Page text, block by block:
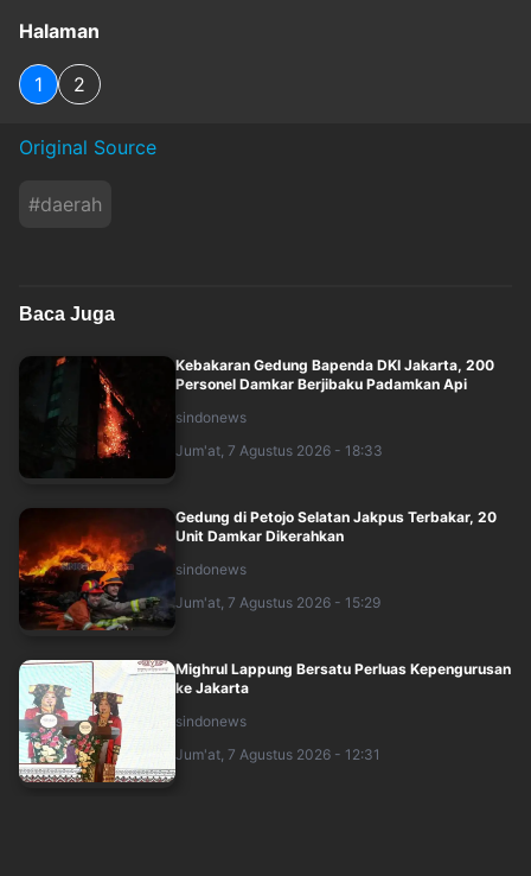
Halaman
1 2
Original Source
#daerah
Baca Juga
Kebakaran Gedung Bapenda DKI Jakarta, 200
Personel Damkar Berjibaku Padamkan Api
sindonews
Jum'at, 7 Agustus 2026 - 18:33
Gedung di Petojo Selatan Jakpus Terbakar, 20
Unit Damkar Dikerahkan
sindonews
Jum'at, 7 Agustus 2026 - 15:29
Mighrul Lappung Bersatu Perluas Kepengurusan
ke Jakarta
sindonews
Jum'at, 7 Agustus 2026 - 12:31